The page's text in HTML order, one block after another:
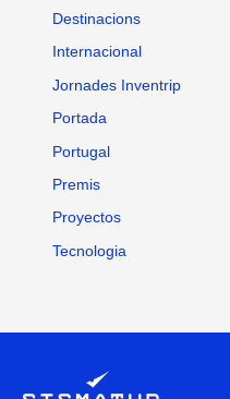
Destinacions
Internacional
Jornades Inventrip
Portada
Portugal
Premis
Proyectos
Tecnologia